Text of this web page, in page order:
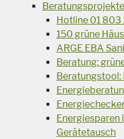
Beratungsprojekte
Hotline 01 803
150 grüne
ARGE EBA
Beratung:
Beratungstool:
Energiesparen
Gerätetausch